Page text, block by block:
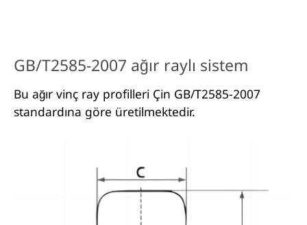
GB/T2585-2007 ağır raylı sistem
Bu ağır vinç ray profilleri Çin GB/T2585-2007
standardına göre üretilmektedir.